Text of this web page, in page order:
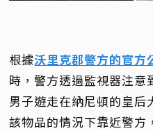
根據沃里克郡警方的官方
時，警方透過監視器注意
男子遊走在納尼頓的皇后
該物品的情況下靠近警方